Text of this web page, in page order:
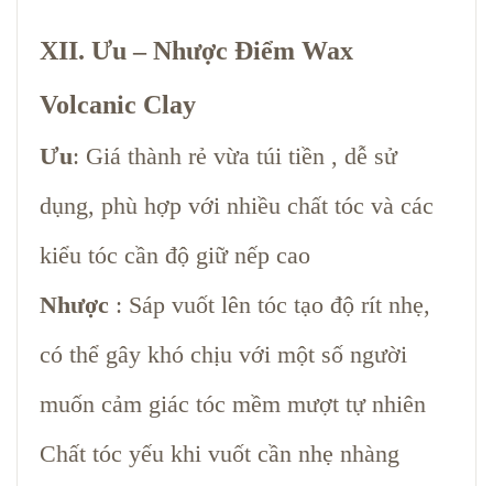
XII. Ưu – Nhược Điểm Wax
Volcanic Clay
Ưu: Giá thành rẻ vừa túi tiền , dễ sử
dụng, phù hợp với nhiều chất tóc và các
kiểu tóc cần độ giữ nếp cao
Nhược : Sáp vuốt lên tóc tạo độ rít nhẹ,
có thể gây khó chịu với một số người
muốn cảm giác tóc mềm mượt tự nhiên
Chất tóc yếu khi vuốt cần nhẹ nhàng